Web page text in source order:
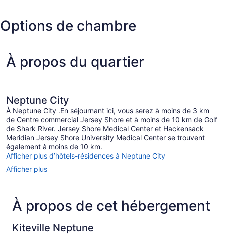
Options de chambre
À propos du quartier
Neptune City
À Neptune City .En séjournant ici, vous serez à moins de 3 km
de Centre commercial Jersey Shore et à moins de 10 km de Golf
de Shark River. Jersey Shore Medical Center et Hackensack
Meridian Jersey Shore University Medical Center se trouvent
également à moins de 10 km.
Afficher plus d’hôtels-résidences à Neptune City
Afficher plus
À propos de cet hébergement
Kiteville Neptune